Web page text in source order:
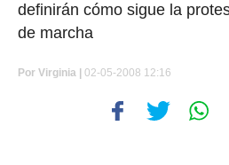
definirán cómo sigue la
de marcha
Por Virginia | 02-05-2008 12:16